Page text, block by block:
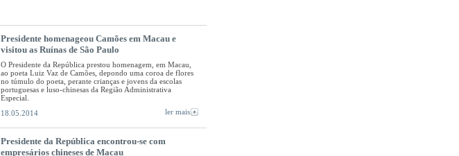
Presidente homenageou Camões em Macau e
visitou as Ruínas de São Paulo
O Presidente da República prestou homenagem, em Macau,
ao poeta Luiz Vaz de Camões, depondo uma coroa de flores
no túmulo do poeta, perante crianças e jovens da escolas
portuguesas e luso-chinesas da Região Administrativa
Especial.
18.05.2014
ler mais
Presidente da República encontrou-se com
empresários chineses de Macau